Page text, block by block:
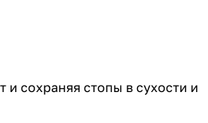
сохраняя стопы в сухости и